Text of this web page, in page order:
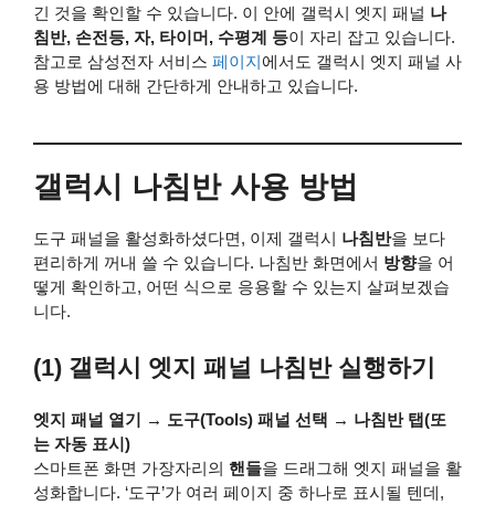
긴 것을 확인할 수 있습니다. 이 안에 갤럭시 엣지 패널 나
침반, 손전등, 자, 타이머, 수평계 등이 자리 잡고 있습니다.
참고로 삼성전자 서비스 페이지에서도 갤럭시 엣지 패널 사
용 방법에 대해 간단하게 안내하고 있습니다.
갤럭시 나침반 사용 방법
도구 패널을 활성화하셨다면, 이제 갤럭시 나침반을 보다
편리하게 꺼내 쓸 수 있습니다. 나침반 화면에서 방향을 어
떻게 확인하고, 어떤 식으로 응용할 수 있는지 살펴보겠습
니다.
(1) 갤럭시 엣지 패널 나침반 실행하기
엣지 패널 열기 → 도구(Tools) 패널 선택 → 나침반 탭(또
는 자동 표시)
스마트폰 화면 가장자리의 핸들을 드래그해 엣지 패널을 활
성화합니다. ‘도구’가 여러 페이지 중 하나로 표시될 텐데,